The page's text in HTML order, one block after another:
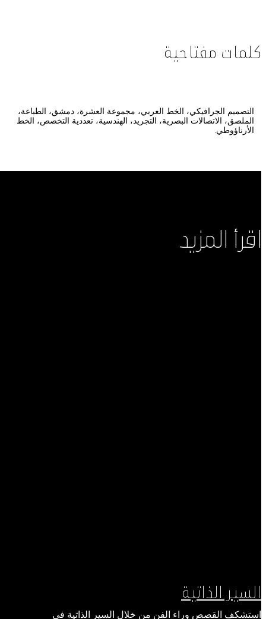
كلمات مفتاحية
التصميم الجرافيكي، الخط العربي، مجموعة العشرة، دمشق، الطباعة،
الملصق، الاتصالات البصرية، التجريد، الهندسية، تعددية التخصص، الخط
الأرناؤوطي.
اقرأ المزيد
السير الذاتية
استشكف القصص وراء الفن من خلال السير الذاتية في